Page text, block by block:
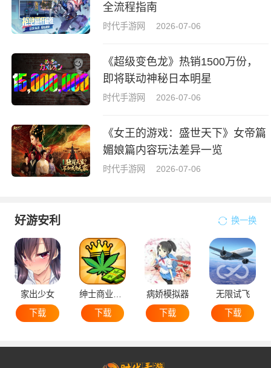
全流程指南
时代手游网 2026-07-06
《超级变色龙》热销1500万份，
即将联动神秘日本明星
时代手游网 2026-07-06
《女王的游戏：盛世天下》女帝篇
媚娘篇内容玩法差异一览
时代手游网 2026-07-06
好游安利 换一换
家出少女
下载
下载
病娇模拟器
下载
无限试飞
下载